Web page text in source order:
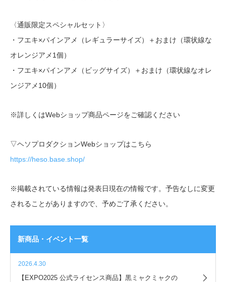
〈通販限定スペシャルセット〉
・フエキ×パインアメ（レギュラーサイズ）＋おまけ（環状線な
オレンジアメ1個）
・フエキ×パインアメ（ビッグサイズ）＋おまけ（環状線なオレ
ンジアメ10個）
※詳しくはWebショップ商品ページをご確認ください
▽ヘソプロダクションWebショップはこちら
https://heso.base.shop/
※掲載されている情報は発表日現在の情報です。予告なしに変更
されることがありますので、予めご了承ください。
新商品・イベント一覧
2026.4.30
【EXPO2025 公式ライセンス商品】黒ミャクミャクの